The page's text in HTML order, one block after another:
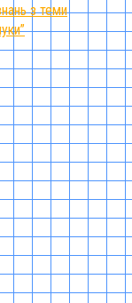
з теми